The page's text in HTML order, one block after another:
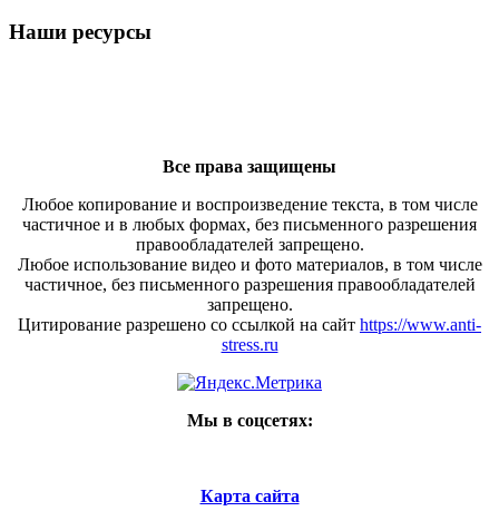
Наши ресурсы
Все права защищены
Любое копирование и воспроизведение текста, в том числе
частичное и в любых формах, без письменного разрешения
правообладателей запрещено.
Любое использование видео и фото материалов, в том числе
частичное, без письменного разрешения правообладателей
запрещено.
Цитирование разрешено со ссылкой на сайт https://www.anti-
stress.ru
Мы в соцсетях:
Карта сайта